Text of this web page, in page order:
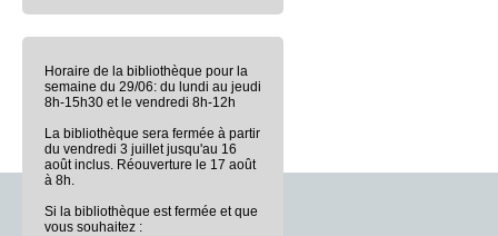
Horaire de la bibliothèque pour la
semaine du 29/06: du lundi au jeudi
8h-15h30 et le vendredi 8h-12h
La bibliothèque sera fermée à partir
du vendredi 3 juillet jusqu'au 16
août inclus. Réouverture le 17 août
à 8h.
Si la bibliothèque est fermée et que
vous souhaitez :